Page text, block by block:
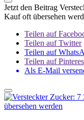
Jetzt den Beitrag
Kauf oft übersehen
Teilen auf
Teilen auf Twitter
Teilen auf
Teilen auf
Als E-Mail